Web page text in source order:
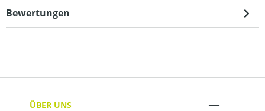
Bewertungen
ÜBER UNS